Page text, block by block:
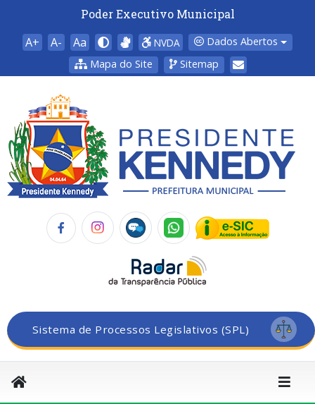
Poder Executivo Municipal
A+ A- Aa NVDA
Dados Abertos
Mapa do Site
Sitemap
Sistema de Processos Legislativos (SPL)